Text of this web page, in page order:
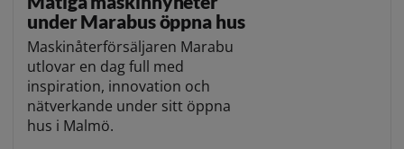
under Marabus öppna hus
Maskinåterförsäljaren Marabu
utlovar en dag full med
inspiration, innovation och
nätverkande under sitt öppna
hus i Malmö.